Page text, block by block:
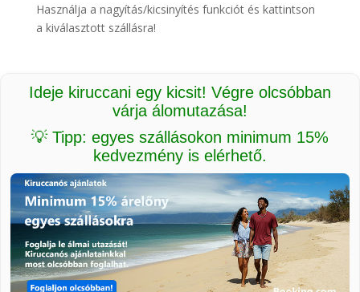
Használja a nagyítás/kicsinyítés funkciót és kattintson
a kiválasztott szállásra!
Ideje kiruccani egy kicsit! Végre olcsóbban
várja álomutazása!
💡 Tipp: egyes szállásokon minimum 15%
kedvezmény is elérhető.